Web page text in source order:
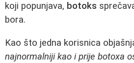
koji popunjava, botoks
bora.
Kao što jedna korisnica
najnormalniji kao i prije botoxa